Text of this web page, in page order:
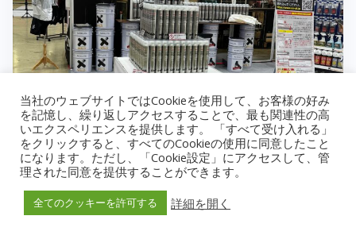
当社のウェブサイトではCookieを使用して、お客様の好み
を記憶し、繰り返しアクセスすることで、最も関連性の高
いエクスペリエンスを提供します。 「すべて受け入れる」
をクリックすると、すべてのCookieの使用に同意したこと
になります。ただし、「Cookie設定」にアクセスして、管
理された同意を提供することができます。
全てのクッキーを許可する 詳細を開く